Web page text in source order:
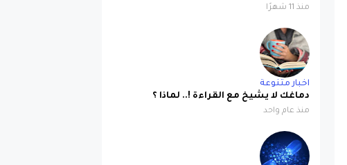
منذ 11 شهرًا
اخبار متنوعة
دماغك لا يشيخ مع القراءة !.. لماذا ؟
منذ عام واحد